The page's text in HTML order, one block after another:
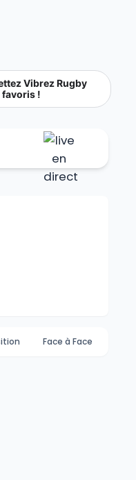
Vibrez Rugby
favoris !
Face à Face